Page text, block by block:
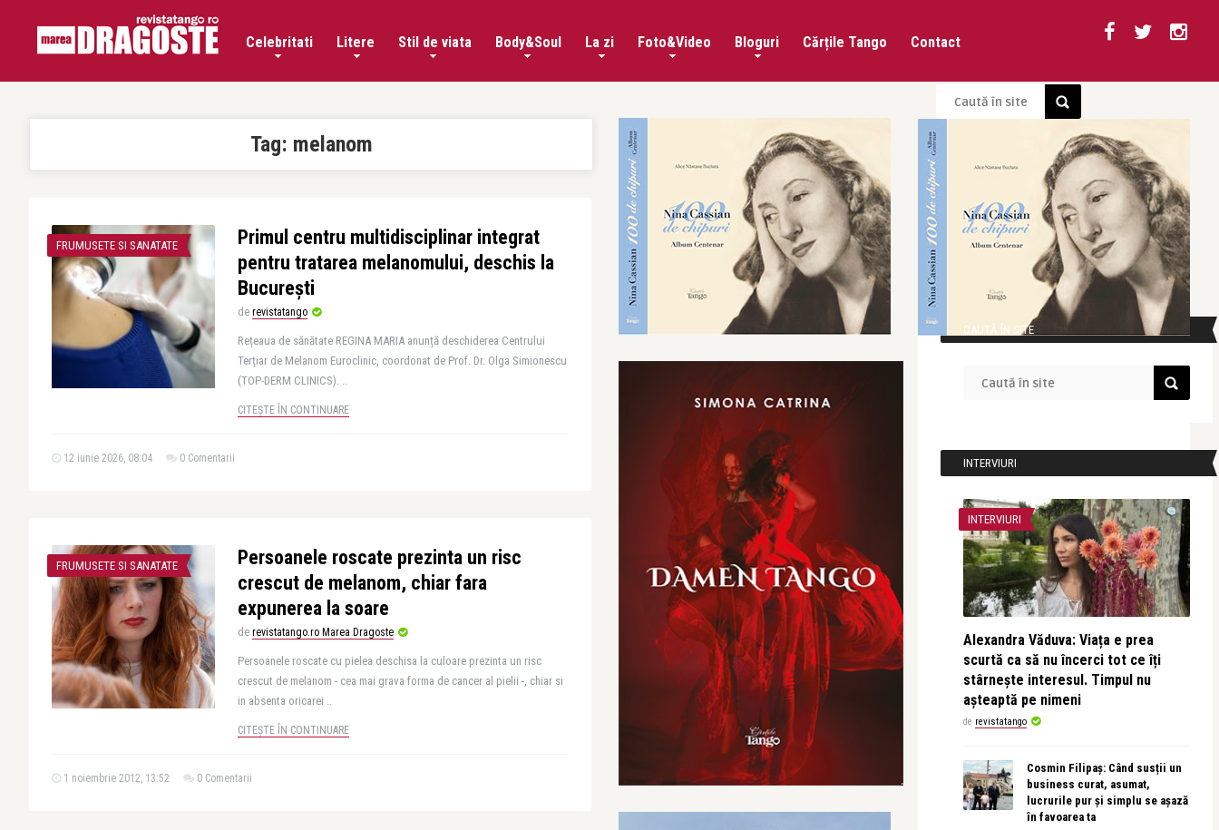
Celebritati Litere Stil de viata Body&Soul La zi Foto&Video Bloguri Cărțile Tango Contact
Tag: melanom
FRUMUSETE SI SANATATE
Primul centru multidisciplinar integrat
pentru tratarea melanomului, deschis la
București
de revistatango
Rețeaua de sănătate REGINA MARIA anunță deschiderea Centrului
Terțiar de Melanom Euroclinic, coordonat de Prof. Dr. Olga Simionescu
(TOP-DERM CLINICS). ..
CITEȘTE ÎN CONTINUARE
12 iunie 2026, 08:04 0 Comentarii
FRUMUSETE SI SANATATE
Persoanele roscate prezinta un risc
crescut de melanom, chiar fara
expunerea la soare
de revistatango.ro Marea Dragoste
Persoanele roscate cu pielea deschisa la culoare prezinta un risc
crescut de melanom - cea mai grava forma de cancer al pielii -, chiar si
in absenta oricarei ..
CITEȘTE ÎN CONTINUARE
1 noiembrie 2012, 13:52 0 Comentarii
CAUTĂ ÎN SITE
INTERVIURI
INTERVIURI
Alexandra Văduva: Viața e prea
scurtă ca să nu încerci tot ce îți
stârnește interesul. Timpul nu
așteaptă pe nimeni
de revistatango
Cosmin Filipaș: Când susții un
business curat, asumat,
lucrurile pur și simplu se așază
în favoarea ta